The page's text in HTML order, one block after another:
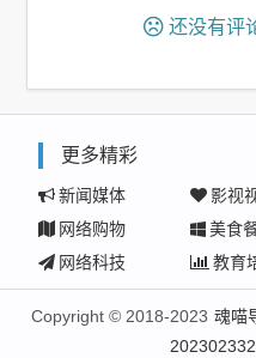
还没有评
更多精彩
新闻媒体 影视
网络购物
美食
网络科技
教育
Copyright © 2018-2023 魂喵